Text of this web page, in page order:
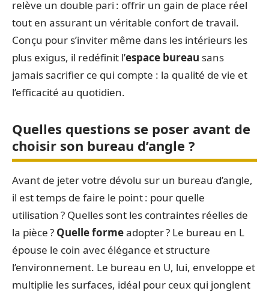
relève un double pari : offrir un gain de place réel
tout en assurant un véritable confort de travail.
Conçu pour s’inviter même dans les intérieurs les
plus exigus, il redéfinit l’espace bureau sans
jamais sacrifier ce qui compte : la qualité de vie et
l’efficacité au quotidien.
Quelles questions se poser avant de
choisir son bureau d’angle ?
Avant de jeter votre dévolu sur un bureau d’angle,
il est temps de faire le point : pour quelle
utilisation ? Quelles sont les contraintes réelles de
la pièce ? Quelle formeadopter ? Le bureau en L
épouse le coin avec élégance et structure
l’environnement. Le bureau en U, lui, enveloppe et
multiplie les surfaces, idéal pour ceux qui jonglent